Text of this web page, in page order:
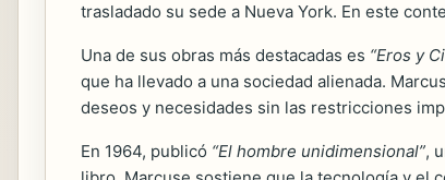
trasladado su sede a Nueva York. En este
Una de sus obras más destacadas es “Eros y
que ha llevado a una sociedad alienada.
deseos y necesidades sin las restricciones
En 1964, publicó “El hombre unidimensional”,